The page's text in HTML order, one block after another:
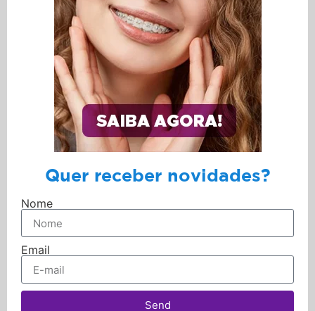
Quer receber novidades?
Nome
Email
Send